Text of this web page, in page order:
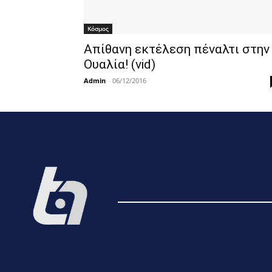
Κόσμος
Απίθανη εκτέλεση πέναλτι στην
Ουαλία! (vid)
Admin - 06/12/2016